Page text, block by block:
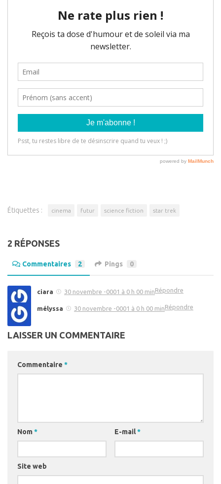
Étiquettes : cinema futur science fiction star trek
2 RÉPONSES
Commentaires 2 Pings 0
ciara 30 novembre -0001 à 0 h 00 minRépondre
mélyssa 30 novembre -0001 à 0 h 00 minRépondre
LAISSER UN COMMENTAIRE
Commentaire *
Nom * E-mail*
Site web